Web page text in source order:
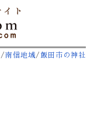
/南信地域/ 飯田市の神社